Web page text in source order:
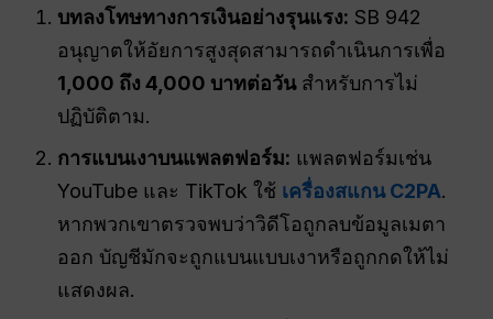
บทลงโทษทางการเงินอย่างรุนแรง: SB 942
อนุญาตให้อัยการสูงสุดสามารถดำเนินการเพื่อ
1,000 ถึง 4,000 บาทต่อวันสำหรับการไม่
ปฏิบัติตาม.
การแบนเงาบนแพลตฟอร์ม: แพลตฟอร์มเช่น
YouTube และ TikTok ใช้ เครื่องสแกน C2PA.
หากพวกเขาตรวจพบว่าวิดีโอถูกลบข้อมูลเมตา
ออก บัญชีมักจะถูกแบนแบบเงาหรือถูกกดให้ไม่
แสดงผล.